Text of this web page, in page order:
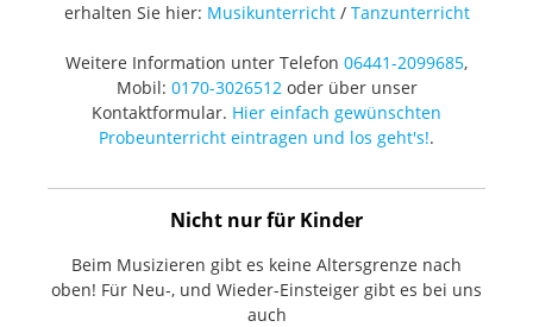
erhalten Sie hier: Musikunterricht/ Tanzunterricht
Weitere Information unter Telefon 06441-2099685,
Mobil: 0170-3026512oder über unser
Kontaktformular. Hier einfach gewünschten
Probeunterricht eintragen und los geht's!.
Nicht nur für Kinder
Beim Musizieren gibt es keine Altersgrenze nach
oben! Für Neu-, und Wieder-Einsteiger gibt es bei uns
auch